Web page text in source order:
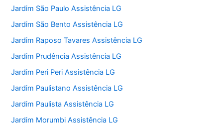
Jardim São Paulo Assistência LG
Jardim São Bento Assistência LG
Jardim Raposo Tavares Assistência LG
Jardim Prudência Assistência LG
Jardim Peri Peri Assistência LG
Jardim Paulistano Assistência LG
Jardim Paulista Assistência LG
Jardim Morumbi Assistência LG